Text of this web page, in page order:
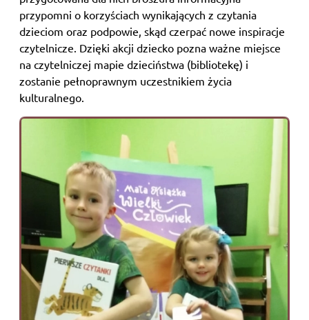
przypomni o korzyściach wynikających z czytania
dzieciom oraz podpowie, skąd czerpać nowe inspiracje
czytelnicze. Dzięki akcji dziecko pozna ważne miejsce
na czytelniczej mapie dzieciństwa (bibliotekę) i
zostanie pełnoprawnym uczestnikiem życia
kulturalnego.